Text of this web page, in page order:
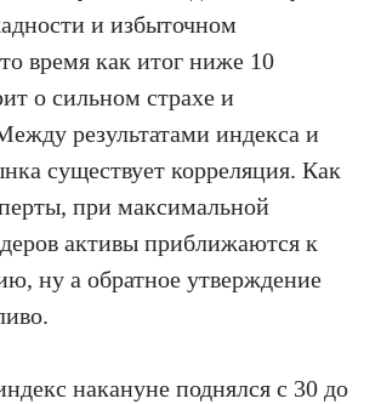
и избыточном
время как итог ниже 10
о сильном страхе и
результатами индекса и
существует корреляция. Как
при максимальной
активы приближаются к
ну а обратное утверждение
накануне поднялся с 30 до